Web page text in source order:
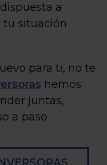
a
tu situación
para ti, no te
hemos
juntas,
a paso.